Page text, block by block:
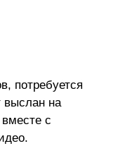
потребуется
выслан на
с